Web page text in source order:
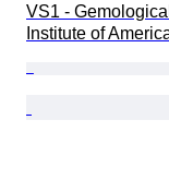
VS1 - Gemological
Institute of